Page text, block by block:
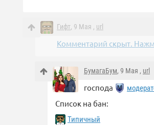
Гифт, 9 Мая , url
Комментарий скрыт.
БумагаБум, 9 Мая , url
господа
Список на бан:
Типичный